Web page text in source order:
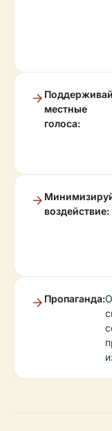
местные
голоса:
воздействие:
Пропаганда: